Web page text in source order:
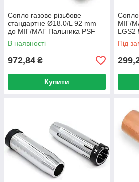
Сопло газове різьбове
стандартне Ø18.0/L 92 mm
до МІГ/МАГ Пальника PSF
505 ESAB
В наявності
972,84 ₴
Купити
МІГ/
LGS2
Під